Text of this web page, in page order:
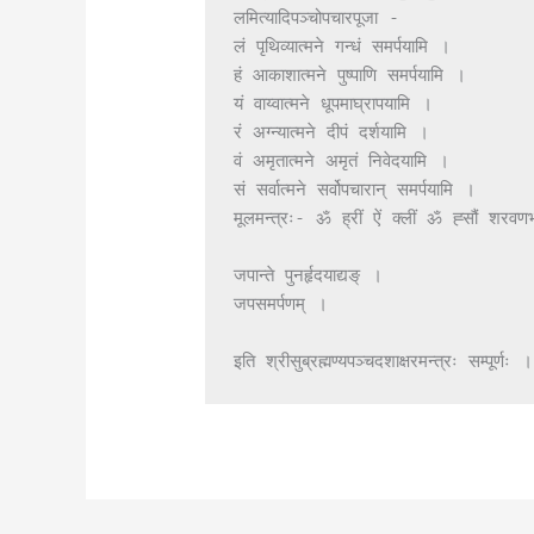
लमित्यादिपञ्चोपचारपूजा -
लं पृथिव्यात्मने गन्धं समर्पयामि ।
हं आकाशात्मने पुष्पाणि समर्पयामि ।
यं वाय्वात्मने धूपमाघ्रापयामि ।
रं अग्न्यात्मने दीपं दर्शयामि ।
वं अमृतात्मने अमृतं निवेदयामि ।
सं सर्वात्मने सर्वोपचारान् समर्पयामि ।
मूलमन्त्रः- ॐ ह्रीं ऐं क्लीं ॐ ह्सौं
जपान्ते पुनर्हृदयाद्यङ् ।
जपसमर्पणम् ।
इति श्रीसुब्रह्मण्यपञ्चदशाक्षरमन्त्रः सम्पूर्णः ।